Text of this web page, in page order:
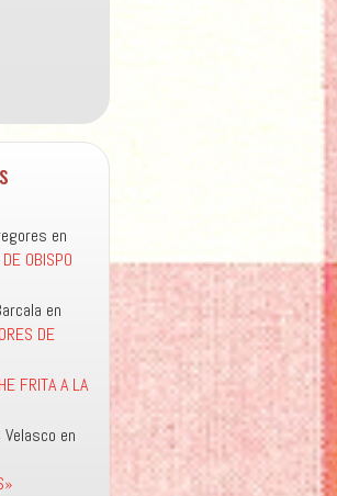
en
OBISPO
en
DE
FRITA A LA
Velasco en